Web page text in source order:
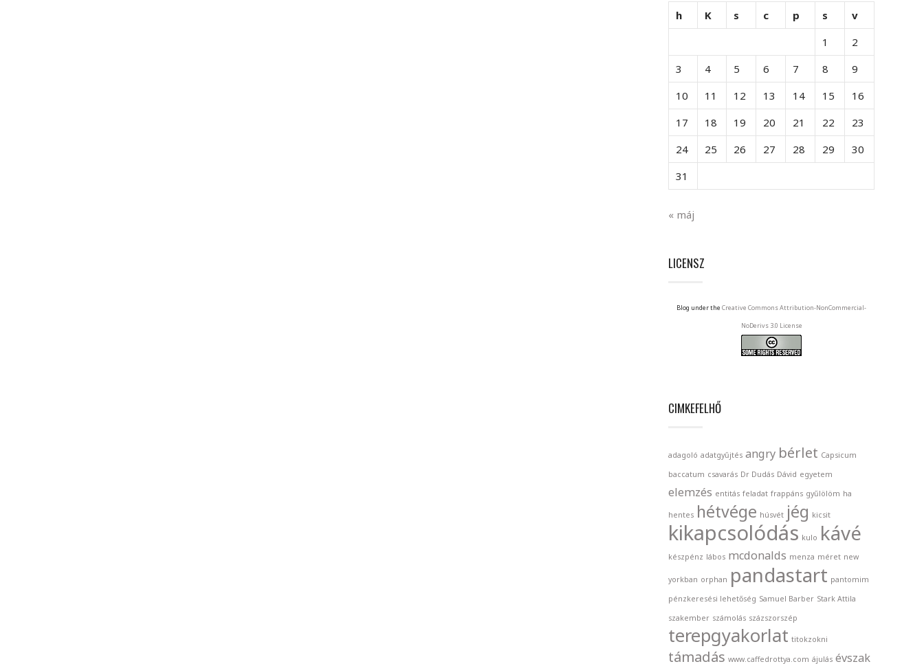
h
K s c p s
v
1
2
3
4 5 6 7 8
9
10
11 12 13 14 15
16
17
18 19 20 21 22
23
24
25 26 27 28 29
30
31
« máj
LICENSZ
Blog under the Creative Commons Attribution-NonCommercial-
NoDerivs 3.0 License
CIMKEFELHŐ
adagoló adatgyűjtés angry bérlet Capsicum
baccatum csavarás Dr Dudás Dávid egyetem
elemzés entitás feladat frappáns gyűlölöm ha
hentes hétvége húsvét jég kicsit
kikapcsolódás kulo kávé
készpénz lábos mcdonalds menza méret new
yorkban orphan pandastart pantomim
pénzkeresési lehetőség Samuel Barber Stark Attila
szakember számolás százszorszép
terepgyakorlat titokzokni
támadás www.caffedrottya.com ájulás évszak